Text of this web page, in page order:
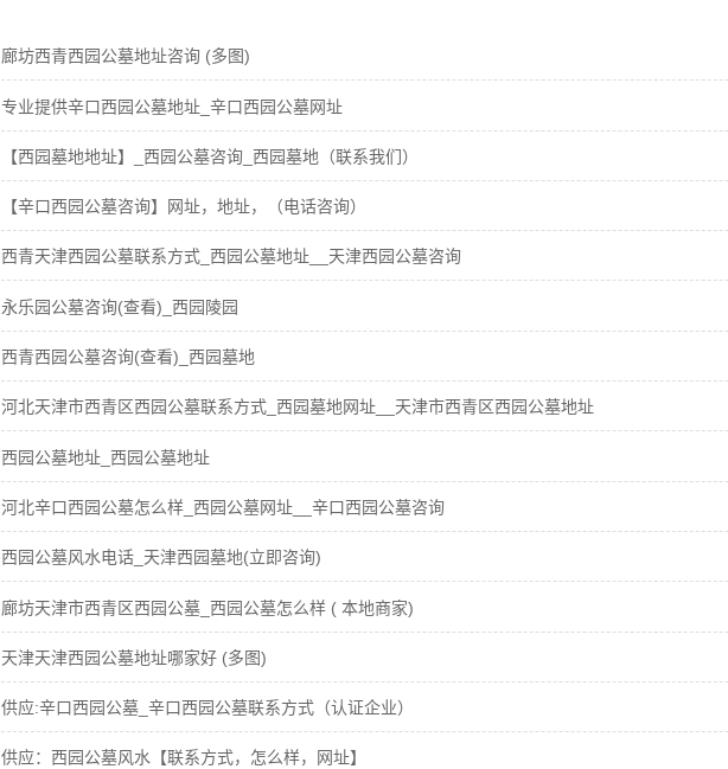
廊坊西青西园公墓地址咨询 (多图)
专业提供辛口西园公墓地址_辛口西园公墓网址
【西园墓地地址】_西园公墓咨询_西园墓地（联系我们）
【辛口西园公墓咨询】网址，地址，（电话咨询）
西青天津西园公墓联系方式_西园公墓地址__天津西园公墓咨询
永乐园公墓咨询(查看)_西园陵园
西青西园公墓咨询(查看)_西园墓地
河北天津市西青区西园公墓联系方式_西园墓地网址__天津市西青区西园公墓地址
西园公墓地址_西园公墓地址
河北辛口西园公墓怎么样_西园公墓网址__辛口西园公墓咨询
西园公墓风水电话_天津西园墓地(立即咨询)
廊坊天津市西青区西园公墓_西园公墓怎么样 ( 本地商家)
天津天津西园公墓地址哪家好 (多图)
供应:辛口西园公墓_辛口西园公墓联系方式（认证企业）
供应：西园公墓风水【联系方式，怎么样，网址】